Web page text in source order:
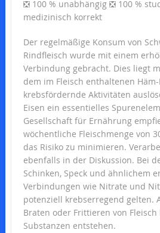
❎ 100 % unabhängig ❎ 100 %
medizinisch korrekt
Der regelmäßige Konsum von
Rindfleisch wurde mit einem
Verbindung gebracht. Dies liegt
dem im Fleisch enthaltenen
krebsfördernde Aktivitäten
Eisen ein essentielles
Gesellschaft für Ernährung
wöchentliche Fleischmenge von
das Risiko zu minimieren.
ebenfalls in der Diskussion. Bei
Schinken, Speck und ähnlichem
Verbindungen wie Nitrate und
potenziell krebserregend gelten.
Braten oder Frittieren von
Substanzen entstehen.